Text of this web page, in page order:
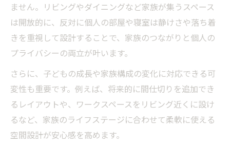
ません。リビングやダイニングなど家族が集うスペース
は開放的に、反対に個人の部屋や寝室は静けさや落ち着
きを重視して設計することで、家族のつながりと個人の
プライバシーの両立が叶います。
さらに、子どもの成長や家族構成の変化に対応できる可
変性も重要です。例えば、将来的に間仕切りを追加でき
るレイアウトや、ワークスペースをリビング近くに設け
るなど、家族のライフステージに合わせて柔軟に使える
空間設計が安心感を高めます。